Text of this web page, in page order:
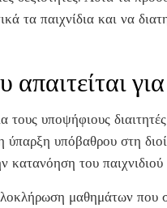
τα παιχνίδια και να
τους υποψήφιους
ύπαρξη υπόβαθρου στη
του
μαθημάτων που